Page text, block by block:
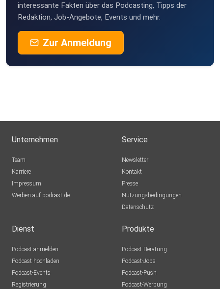
interessante Fakten über das Podcasting, Tipps der
Redaktion, Job-Angebote, Events und mehr.
Zur Anmeldung
Unternehmen
Team
Karriere
Impressum
Werben auf podcast.de
Service
Newsletter
Kontakt
Presse
Nutzungsbedingungen
Datenschutz
Dienst
Podcast anmelden
Podcast hochladen
Podcast-Events
Registrierung
Produkte
Podcast-Beratung
Podcast-Jobs
Podcast-Push
Podcast-Werbung